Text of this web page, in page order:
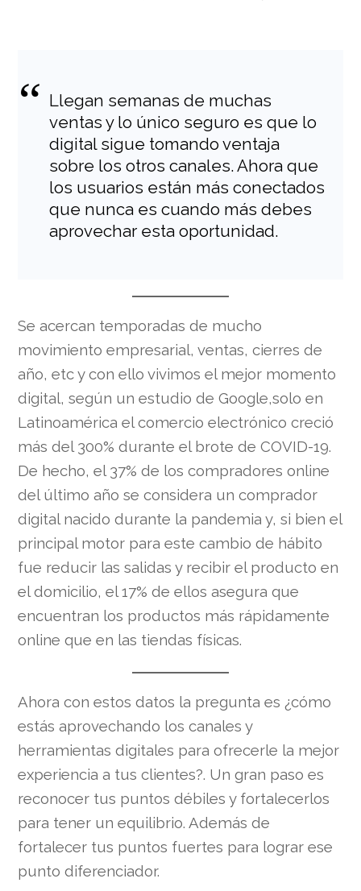
Llegan semanas de muchas
ventas y lo único seguro es que lo
digital sigue tomando ventaja
sobre los otros canales. Ahora que
los usuarios están más conectados
que nunca es cuando más debes
aprovechar esta oportunidad.
Se acercan temporadas de mucho
movimiento empresarial, ventas, cierres de
año, etc y con ello vivimos el mejor momento
digital, según un estudio de Google,solo en
Latinoamérica el comercio electrónico creció
más del 300% durante el brote de COVID-19.
De hecho, el 37% de los compradores online
del último año se considera un comprador
digital nacido durante la pandemia y, si bien el
principal motor para este cambio de hábito
fue reducir las salidas y recibir el producto en
el domicilio, el 17% de ellos asegura que
encuentran los productos más rápidamente
online que en las tiendas físicas.
Ahora con estos datos la pregunta es ¿cómo
estás aprovechando los canales y
herramientas digitales para ofrecerle la mejor
experiencia a tus clientes?. Un gran paso es
reconocer tus puntos débiles y fortalecerlos
para tener un equilibrio. Además de
fortalecer tus puntos fuertes para lograr ese
punto diferenciador.